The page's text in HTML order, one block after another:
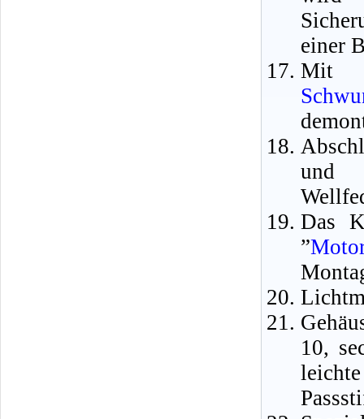
einer
Mit
und
Das
”
10,